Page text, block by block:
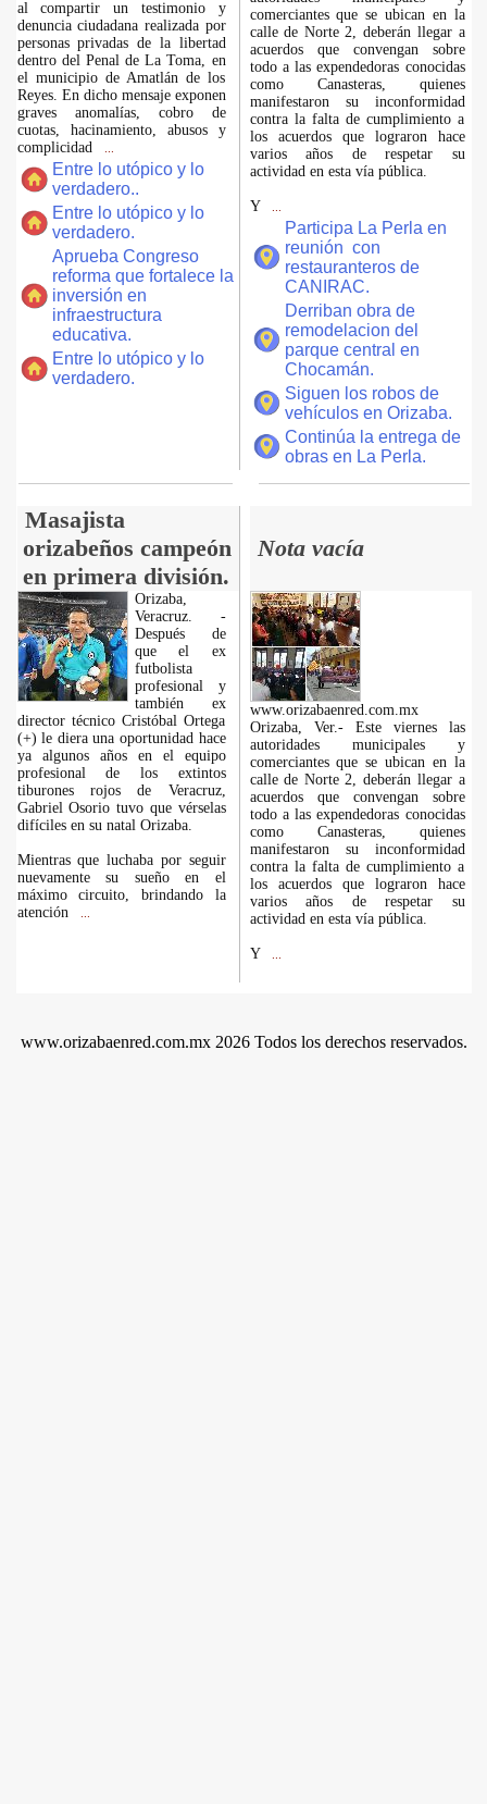
al compartir un testimonio y
denuncia ciudadana realizada por
personas privadas de la libertad
dentro del Penal de La Toma, en
el municipio de Amatlán de los
Reyes. En dicho mensaje exponen
graves anomalías, cobro de
cuotas, hacinamiento, abusos y
complicidad
Entre lo utópico y lo
verdadero..
Entre lo utópico y lo
verdadero.
Aprueba Congreso
reforma que fortalece la
inversión en
infraestructura
educativa.
Entre lo utópico y lo
verdadero.
comerciantes que se ubican en la
calle de Norte 2, deberán llegar a
acuerdos que convengan sobre
todo a las expendedoras conocidas
como Canasteras, quienes
manifestaron su inconformidad
contra la falta de cumplimiento a
los acuerdos que lograron hace
varios años de respetar su
actividad en esta vía pública.
Y
Participa La Perla en
reunión con
restauranteros de
CANIRAC.
Derriban obra de
remodelacion del
parque central en
Chocamán.
Siguen los robos de
vehículos en Orizaba.
Continúa la entrega de
obras en La Perla.
Masajista
orizabeños campeón
en primera división.
Nota vacía
Orizaba,
Veracruz. -
Después de
que el ex
futbolista
profesional y
también ex
director técnico Cristóbal Ortega
(+) le diera una oportunidad hace
ya algunos años en el equipo
profesional de los extintos
tiburones rojos de Veracruz,
Gabriel Osorio tuvo que vérselas
difíciles en su natal Orizaba.
Mientras que luchaba por seguir
nuevamente su sueño en el
máximo circuito, brindando la
atención
www.orizabaenred.com.mx
Orizaba, Ver.- Este viernes las
autoridades municipales y
comerciantes que se ubican en la
calle de Norte 2, deberán llegar a
acuerdos que convengan sobre
todo a las expendedoras conocidas
como Canasteras, quienes
manifestaron su inconformidad
contra la falta de cumplimiento a
los acuerdos que lograron hace
varios años de respetar su
actividad en esta vía pública.
Y
www.orizabaenred.com.mx 2026 Todos los derechos reservados.